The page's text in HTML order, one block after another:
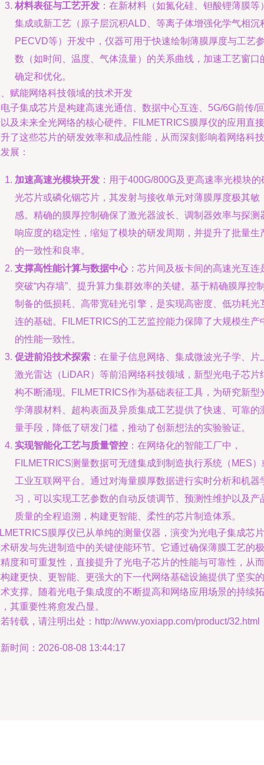
材料表征与工艺开发 ：在新材料（如氮化硅、钽酸锂薄膜等
集成或新工艺（原子层沉积ALD、等离子体增强化学气相沉
PECVD等）开发中，仪器可用于快速绘制薄膜厚度与工艺
数（如时间、温度、气体流量）的关系曲线，加速工艺窗口
确定和优化。
赋能网络科技领域的技术开发
子集成芯片是构建高速光通信、数据中心互连、5G/6G前传/
及未来全光网络的核心硬件。FILMETRICS膜厚仪的应用直接
了这些芯片的研发效率和成品性能，从而深刻影响着网络科技
展：
加速高速光模块开发 ：用于400G/800G及更高速率光模块的
光芯片或磷化铟芯片，其发射与接收单元对薄膜厚度极其敏
感。精确的膜厚控制确保了激光器波长、调制器效率与探测
响应度的稳定性，缩短了模块的研发周期，并提升了批量生
的一致性和良率。
支撑高性能计算与数据中心：芯片间及板卡间的高速光互连
突破“内存墙”、提升算力集群效率的关键。基于精确膜厚控
制备的低损耗、高带宽硅光引擎，是实现高密度、低功耗光
连的基础。FILMETRICS的工艺监控能力保障了大规模生产
的性能一致性。
促进前沿技术探索 ：在量子信息网络、集成微波光子学、片
激光雷达（LiDAR）等前沿网络科技领域，新型光电子芯片
构不断涌现。FILMETRICS作为基础表征工具，为研究新型
学薄膜材料、超构表面及异质集成工艺提供了快速、可靠的
量手段，降低了研发门槛，推动了创新想法的实验验证。
实现智能化工艺与质量管控 ：在网络化的智能工厂中，
FILMETRICS测量数据可无缝集成到制造执行系统（MES）
工业互联网平台。通过对海量膜厚数据进行实时分析和机器
习，可以实现工艺参数的自动反馈调节、预测性维护以及产
质量的全程追溯，构建更智能、柔性的芯片制造体系。
膜厚仪已从单纯的测量仪器，演变为光电子集成芯片
研发与先进制造中的关键使能环节。它通过确保薄膜工艺的极
度和可重复性，直接提升了光电子芯片的性能与可靠性，从而
建更快、更智能、更强大的下一代网络基础设施提供了坚实的
支撑。随着光电子集成度的不断提高和网络应用场景的持续拓
其重要性将愈发凸显。
转载，请注明出处：http://www.yoxiapp.com/product/32.html
时间：2026-08-08 13:44:17